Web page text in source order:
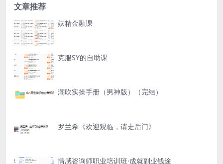
文章推荐
妖精金融课
克服SY的自助课
潮吹实操手册（男神版）（完结）
罗兰希《欢迎观临，请走后门》
情感咨询师职业培训班·成就副业钱途